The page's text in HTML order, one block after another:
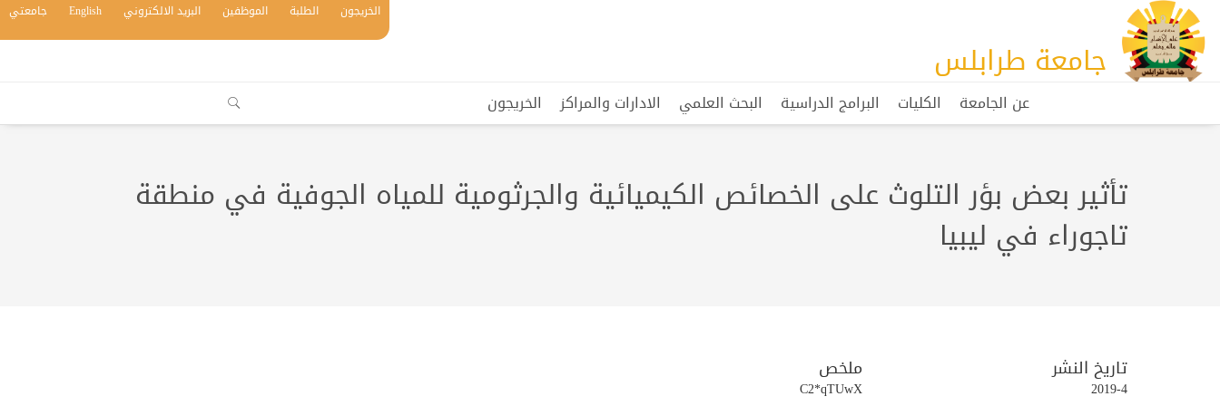
جامعة طرابلس
الخريجون الطلبة الموظفين البريد الالكتروني English جامعتي
عن الجامعة الكليات البرامج الدراسية البحث العلمي الادارات والمراكز الخريجون
تأثير بعض بؤر التلوث على الخصائص الكيميائية والجرثومية للمياه الجوفية في منطقة
تاجوراء في ليبيا
تاريخ النشر
2019-4
ملخص
C2*qTUwX